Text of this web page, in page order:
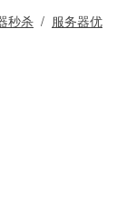
秒杀 / 服务器优